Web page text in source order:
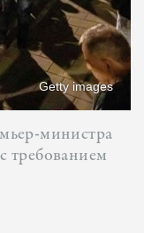
Getty images
министра
требованием